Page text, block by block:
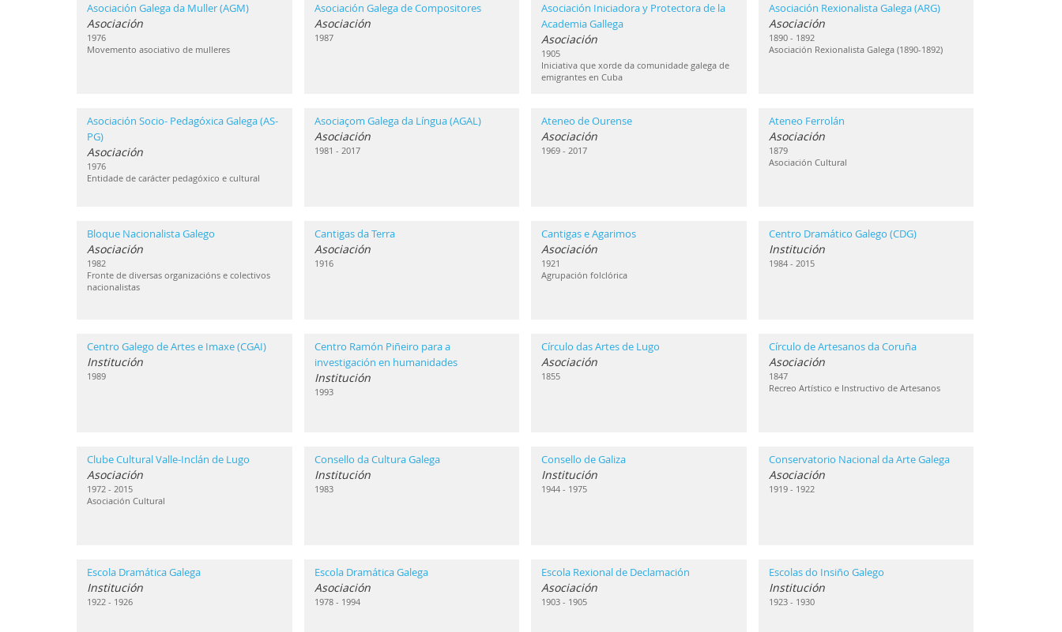
Asociación Galega da Muller (AGM)
Asociación
1976
Movemento asociativo de mulleres
Asociación Galega de Compositores
Asociación
1987
Asociación Iniciadora y Protectora de la
Academia Gallega
Asociación
1905
Iniciativa que xorde da comunidade galega de
emigrantes en Cuba
Asociación Rexionalista Galega (ARG)
Asociación
1890 - 1892
Asociación Rexionalista Galega (1890-1892)
Asociación Socio- Pedagóxica Galega (AS-
PG)
Asociación
1976
Entidade de carácter pedagóxico e cultural
Asociaçom Galega da Língua (AGAL)
Asociación
1981 - 2017
Ateneo de Ourense
Asociación
1969 - 2017
Ateneo Ferrolán
Asociación
1879
Asociación Cultural
Bloque Nacionalista Galego
Asociación
1982
Fronte de diversas organizacións e colectivos
nacionalistas
Cantigas da Terra
Asociación
1916
Cantigas e Agarimos
Asociación
1921
Agrupación folclórica
Centro Dramático Galego (CDG)
Institución
1984 - 2015
Centro Galego de Artes e Imaxe (CGAI)
Institución
1989
Centro Ramón Piñeiro para a
investigación en humanidades
Institución
1993
Círculo das Artes de Lugo
Asociación
1855
Círculo de Artesanos da Coruña
Asociación
1847
Recreo Artístico e Instructivo de Artesanos
Clube Cultural Valle-Inclán de Lugo
Asociación
1972 - 2015
Asociación Cultural
Consello da Cultura Galega
Institución
1983
Consello de Galiza
Institución
1944 - 1975
Conservatorio Nacional da Arte Galega
Asociación
1919 - 1922
Escola Dramática Galega
Institución
1922 - 1926
Escola Dramática Galega
Asociación
1978 - 1994
Escola Rexional de Declamación
Asociación
1903 - 1905
Escolas do Insiño Galego
Institución
1923 - 1930